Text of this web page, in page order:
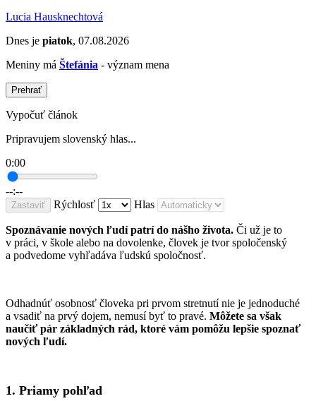
Lucia Hausknechtová
Dnes je piatok, 07.08.2026
Meniny má Štefánia - význam mena
Prehrať
Vypočuť článok
Pripravujem slovenský hlas...
0:00
--:--
Zastaviť Rýchlosť Hlas
Spoznávanie nových ľudí patrí do nášho života. Či už je to
v práci, v škole alebo na dovolenke, človek je tvor spoločenský
a podvedome vyhľadáva ľudskú spoločnosť.
Odhadnúť osobnosť človeka pri prvom stretnutí nie je jednoduché
a vsadiť na prvý dojem, nemusí byť to pravé. Môžete sa však
naučiť pár základných rád, ktoré vám pomôžu lepšie spoznať
nových ľudí.
1. Priamy pohľad